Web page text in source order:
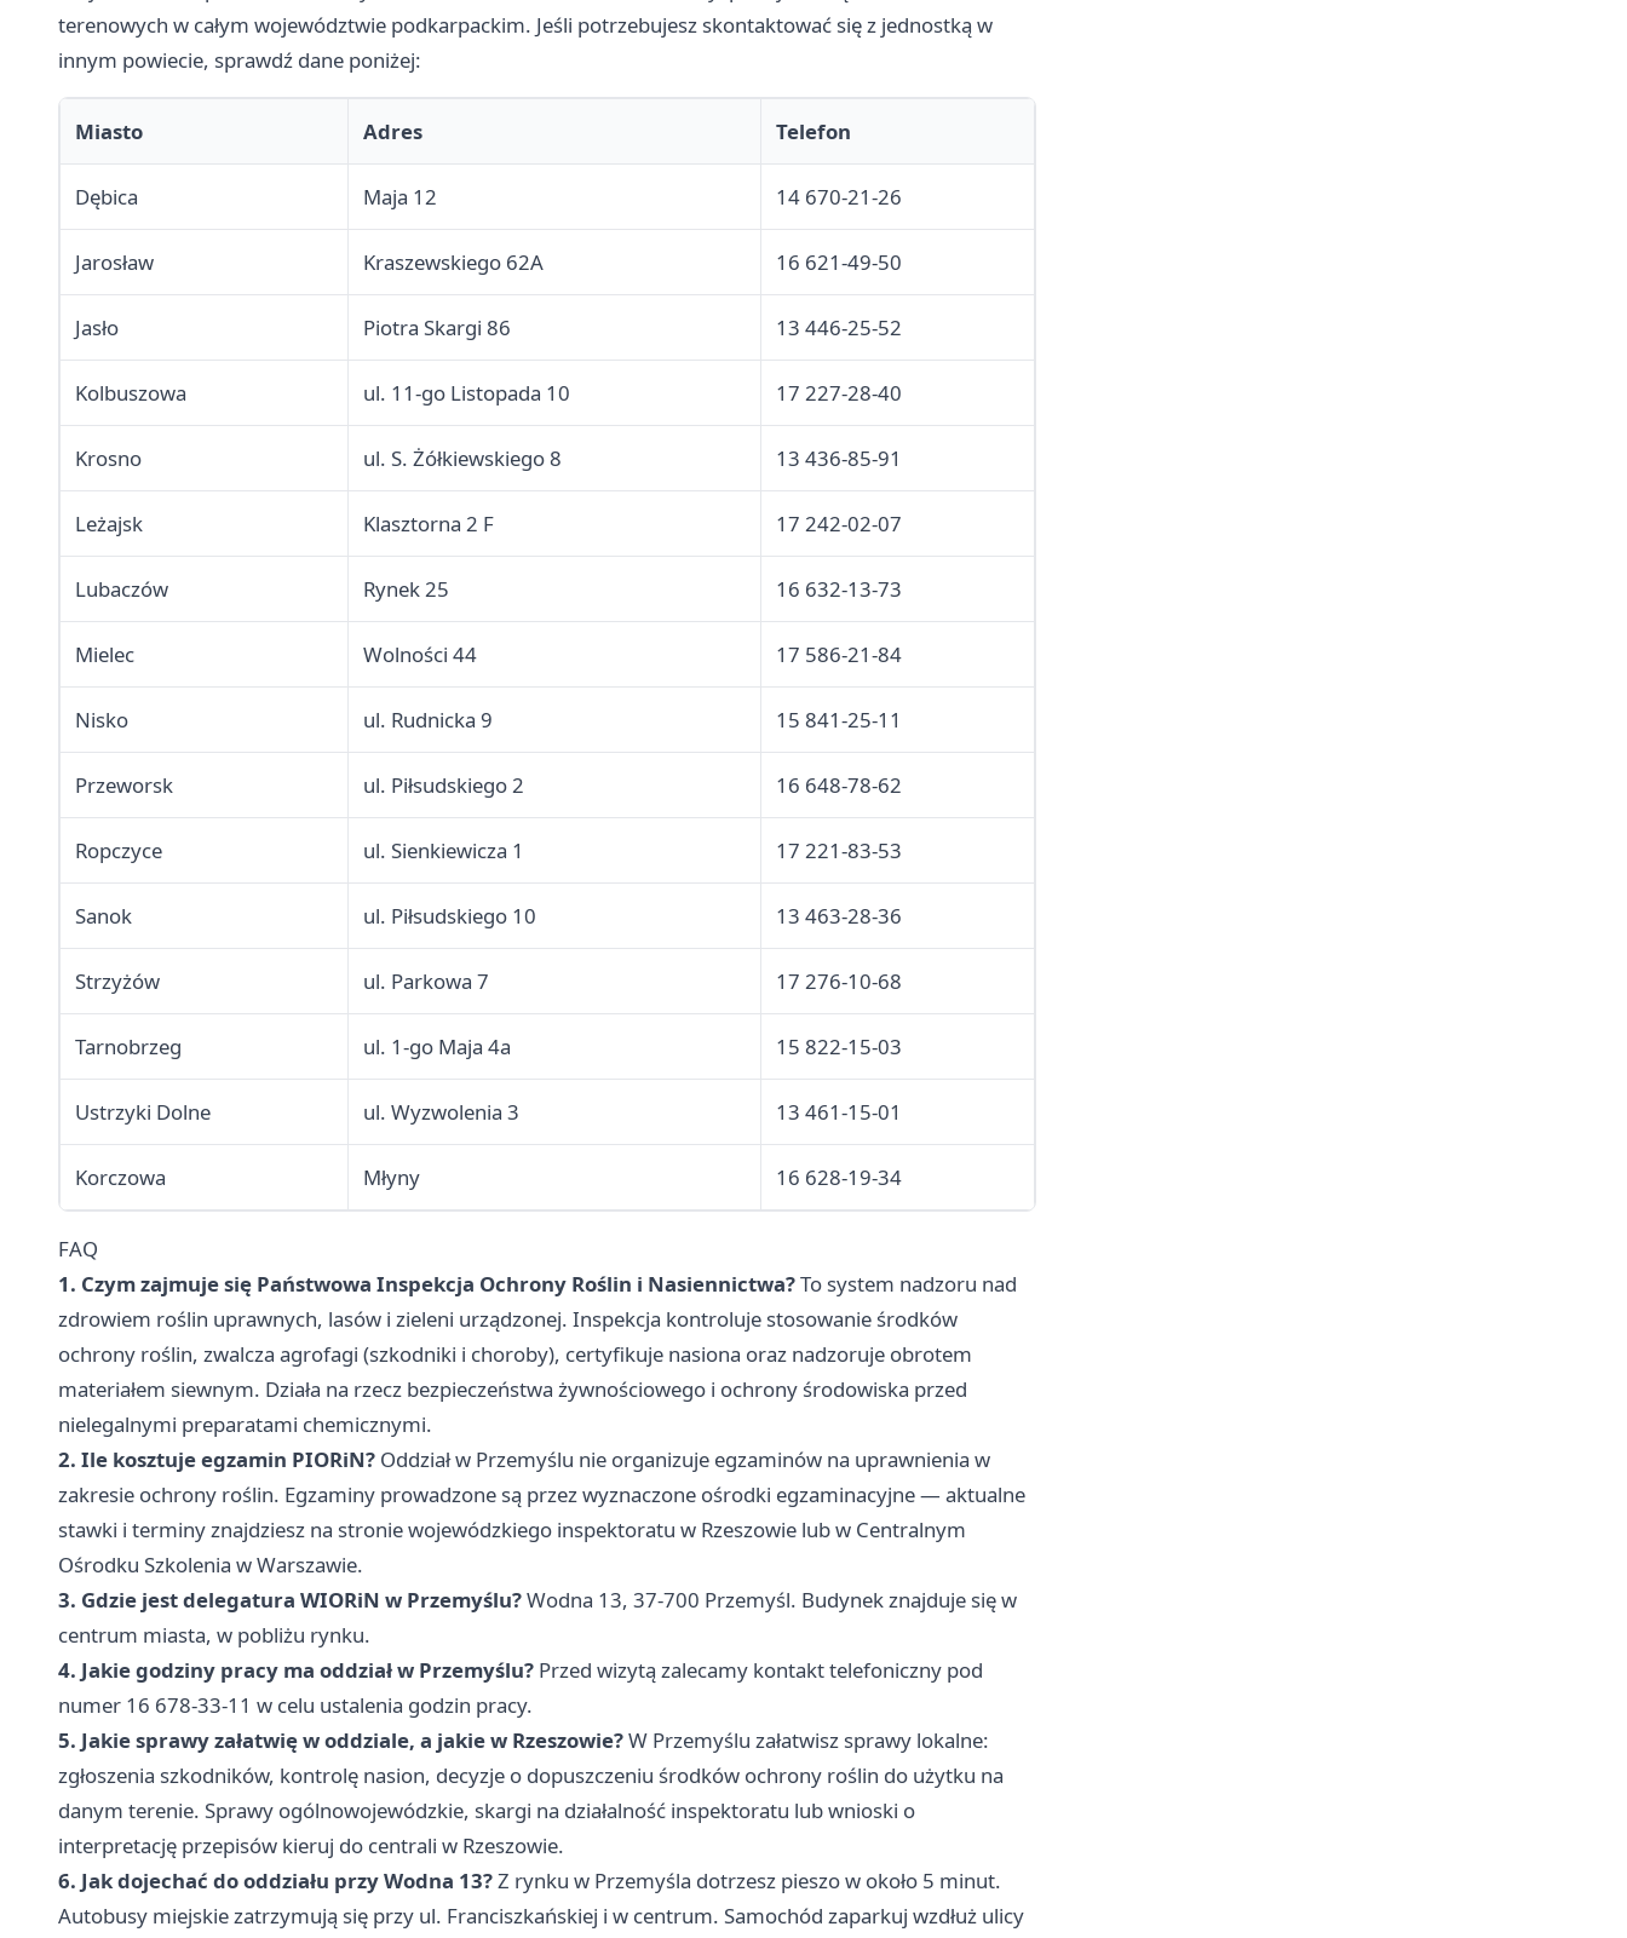
terenowych w całym województwie podkarpackim. Jeśli potrzebujesz skontaktować się z jednostką w
innym powiecie, sprawdź dane poniżej:
Miasto Adres Telefon
Dębica Maja 12 14 670-21-26
Jarosław Kraszewskiego 62A 16 621-49-50
Jasło Piotra Skargi 86 13 446-25-52
Kolbuszowa ul. 11-go Listopada 10 17 227-28-40
Krosno ul. S. Żółkiewskiego 8 13 436-85-91
Leżajsk Klasztorna 2 F 17 242-02-07
Lubaczów Rynek 25 16 632-13-73
Mielec Wolności 44 17 586-21-84
Nisko ul. Rudnicka 9 15 841-25-11
Przeworsk ul. Piłsudskiego 2 16 648-78-62
Ropczyce ul. Sienkiewicza 1 17 221-83-53
Sanok ul. Piłsudskiego 10 13 463-28-36
Strzyżów ul. Parkowa 7 17 276-10-68
Tarnobrzeg ul. 1-go Maja 4a 15 822-15-03
Ustrzyki Dolne ul. Wyzwolenia 3 13 461-15-01
Korczowa Młyny 16 628-19-34
FAQ
1. Czym zajmuje się Państwowa Inspekcja Ochrony Roślin i Nasiennictwa?To system nadzoru nad
zdrowiem roślin uprawnych, lasów i zieleni urządzonej. Inspekcja kontroluje stosowanie środków
ochrony roślin, zwalcza agrofagi (szkodniki i choroby), certyfikuje nasiona oraz nadzoruje obrotem
materiałem siewnym. Działa na rzecz bezpieczeństwa żywnościowego i ochrony środowiska przed
nielegalnymi preparatami chemicznymi.
2. Ile kosztuje egzamin PIORiN? Oddział w Przemyślu nie organizuje egzaminów na uprawnienia w
zakresie ochrony roślin. Egzaminy prowadzone są przez wyznaczone ośrodki egzaminacyjne — aktualne
stawki i terminy znajdziesz na stronie wojewódzkiego inspektoratu w Rzeszowie lub w Centralnym
Ośrodku Szkolenia w Warszawie.
3. Gdzie jest delegatura WIORiN w Przemyślu?Wodna 13, 37-700 Przemyśl. Budynek znajduje się w
centrum miasta, w pobliżu rynku.
4. Jakie godziny pracy ma oddział w Przemyślu? Przed wizytą zalecamy kontakt telefoniczny pod
numer 16 678-33-11 w celu ustalenia godzin pracy.
5. Jakie sprawy załatwię w oddziale, a jakie w Rzeszowie?W Przemyślu załatwisz sprawy lokalne:
zgłoszenia szkodników, kontrolę nasion, decyzje o dopuszczeniu środków ochrony roślin do użytku na
danym terenie. Sprawy ogólnowojewódzkie, skargi na działalność inspektoratu lub wnioski o
interpretację przepisów kieruj do centrali w Rzeszowie.
6. Jak dojechać do oddziału przy Wodna 13?Z rynku w Przemyśla dotrzesz pieszo w około 5 minut.
Autobusy miejskie zatrzymują się przy ul. Franciszkańskiej i w centrum. Samochód zaparkuj wzdłuż ulicy